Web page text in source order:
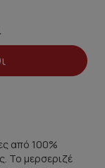
από 100%
Το μερσεριζέ